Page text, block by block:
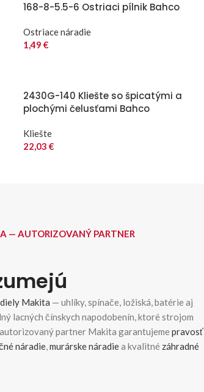
168-8-5.5-6 Ostriaci pílnik Bahco
Ostriace náradie
1,49 €
2430G-140 Kliešte so špicatými a
plochými čelusťami Bahco
Kliešte
22,03 €
— AUTORIZOVANÝ PARTNER
Makita — uhlíky, spínače, ložiská, batérie aj
lacných čínskych napodobenín, ktoré strojom
partner Makita garantujemepravosť
náradie,murárske náradiea kvalitné záhradné